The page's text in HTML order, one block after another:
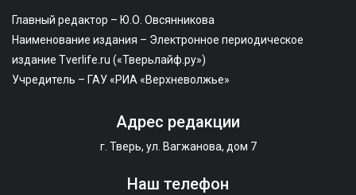
Главный редактор – Ю.О. Овсянникова
Наименование издания – Электронное периодическое
издание Tverlife.ru («Тверьлайф.ру»)
Учредитель – ГАУ «РИА «Верхневолжье»
Адрес редакции
г. Тверь, ул. Вагжанова, дом 7
Наш телефон